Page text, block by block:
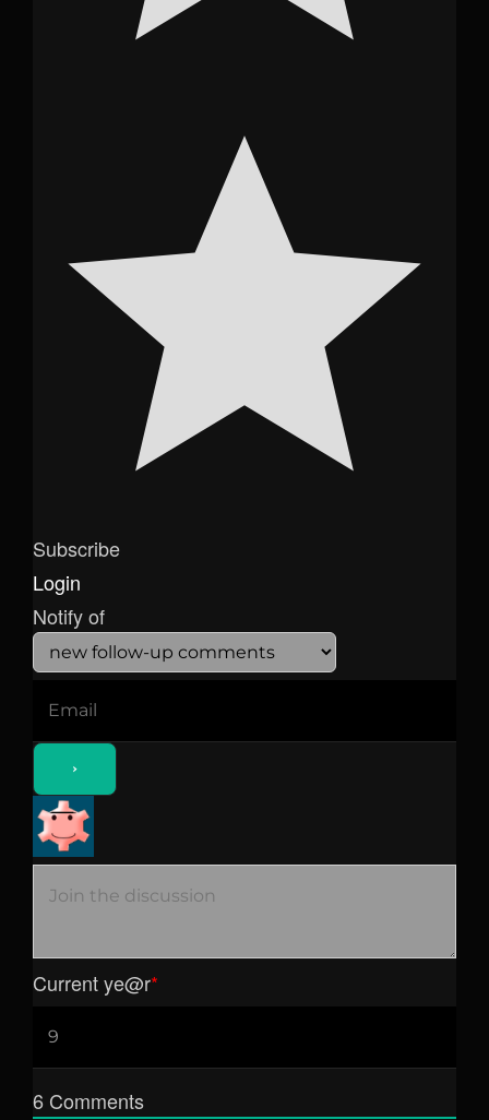
Subscribe
Login
Notify of
Current ye@r*
6 Comments